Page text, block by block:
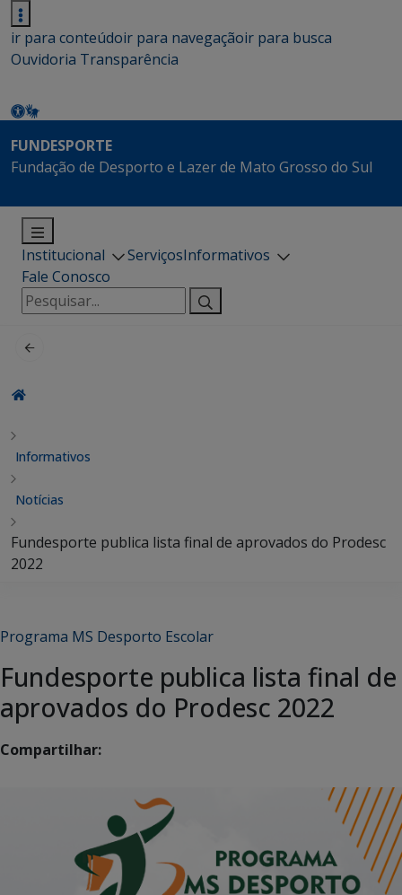
ir para conteúdoir para navegaçãoir para busca
Ouvidoria Transparência
FUNDESPORTE
Fundação de Desporto e Lazer de Mato Grosso do Sul
Institucional ServiçosInformativos
Fale Conosco
Pesquisar
por:
Informativos
Notícias
Fundesporte publica lista final de aprovados do Prodesc
2022
Programa MS Desporto Escolar
Fundesporte publica lista final de
aprovados do Prodesc 2022
Compartilhar: